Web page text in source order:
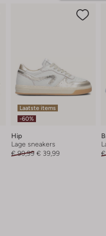
Laatste items
-60%
Hip
Lage sneakers
€ 99,99 € 39,99